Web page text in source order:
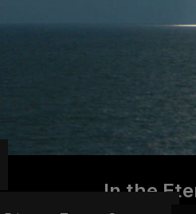
In the